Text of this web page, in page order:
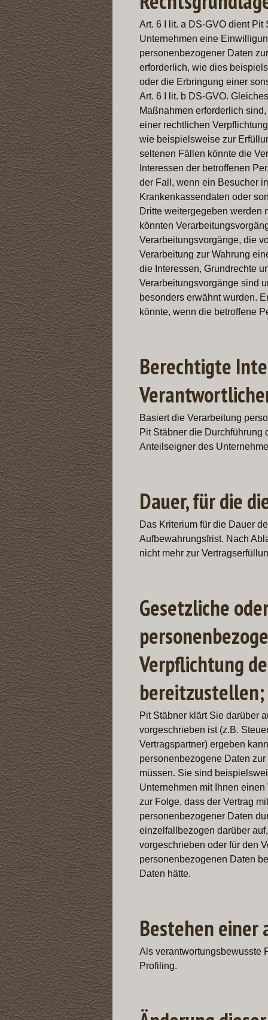
Art. 6 I lit. a DS-GVO dient
Unternehmen eine
personenbezogener Daten
erforderlich, wie dies
oder die Erbringung einer
Art. 6 I lit. b DS-GVO.
Maßnahmen erforderlich
einer rechtlichen
wie beispielsweise zur
seltenen Fällen könnte die
Interessen der betroffenen
der Fall, wenn ein Besucher
Krankenkassendaten oder
Dritte weitergegeben werden
könnten
Verarbeitungsvorgänge, die
Verarbeitung zur Wahrung
die Interessen, Grundrechte
Verarbeitungsvorgänge sind
besonders erwähnt wurden.
könnte, wenn die betroffene
Berechtigte
Basiert die Verarbeitung
Pit Stäbner die Durchführung
Anteilseigner des
Dauer, für die
Das Kriterium für die Dauer
Aufbewahrungsfrist. Nach
nicht mehr zur
Gesetzliche
Verpflichtung
Pit Stäbner klärt Sie darüber
vorgeschrieben ist (z.B.
Vertragspartner) ergeben
personenbezogene Daten
müssen. Sie sind
Unternehmen mit Ihnen
zur Folge, dass der Vertrag
personenbezogener Daten
einzelfallbezogen darüber
vorgeschrieben oder für den
personenbezogenen Daten
Daten hätte.
Bestehen
Als verantwortungsbewusste
Profiling.